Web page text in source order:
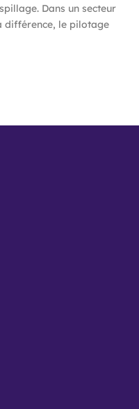
Dans un secteur
différence, le pilotage